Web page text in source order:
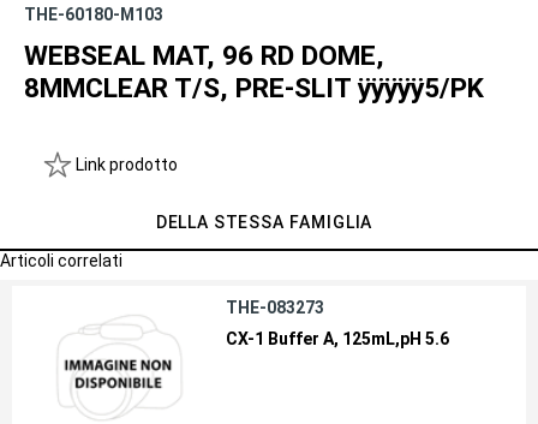
THE-60180-M103
WEBSEAL MAT, 96 RD DOME,
8MMCLEAR T/S, PRE-SLIT ÿÿÿÿÿ5/PK
Link prodotto
DELLA STESSA FAMIGLIA
Articoli correlati
THE-083273
CX-1 Buffer A, 125mL,pH 5.6